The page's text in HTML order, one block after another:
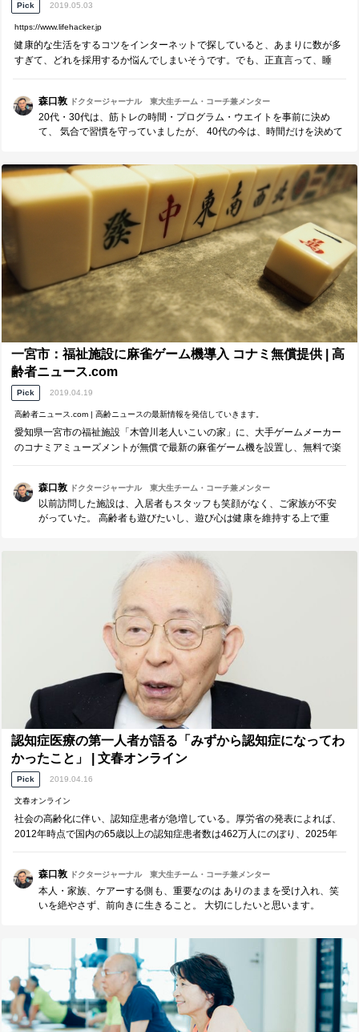
Pick 2019.05.03
https://www.lifehacker.jp
健康的な生活をするコツをインターネットで探していると、あまりに数が多
すぎて、どれを採用するか悩んでしまいそうです。でも、正直言って、睡
森口敦 ドクタージャーナル 東大生チーム・コーチ兼メンター
20代・30代は、筋トレの時間・プログラム・ウエイトを事前に決め
て、 気合で習慣を守っていましたが、 40代の今は、時間だけを決めて
事・睡眠も健康的になってくる。 極端なことをやって、無理をするよ
り、 無難なことをコツコツやることの大切さを、今は楽しんでいます
(^^)
一宮市：福祉施設に麻雀ゲーム機導入 コナミ無償提供 | 高
齢者ニュース.com
Pick 2019.04.19
高齢者ニュース.com | 高齢ニュースの最新情報を発信していきます。
愛知県一宮市の福祉施設「木曽川老人いこいの家」に、大手ゲームメーカー
のコナミアミューズメントが無償で最新の麻雀ゲーム機を設置し、無料で楽
森口敦
ドクタージャーナル 東大生チーム・コーチ兼メンター
以前訪問した施設は、入居者もスタッフも笑顔がなく、ご家族が不安
がっていた。 高齢者も遊びたいし、遊び心は健康を維持する上で重
認知症医療の第一人者が語る「みずから認知症になってわ
かったこと」 | 文春オンライン
Pick 2019.04.16
文春オンライン
社会の高齢化に伴い、認知症患者が急増している。厚労省の発表によれば、
2012年時点で国内の65歳以上の認知症患者数は462万人にのぼり、2025年
森口敦 ドクタージャーナル 東大生チーム・コーチ兼メンター
本人・家族、ケアーする側も、重要なのは ありのままを受け入れ、笑
いを絶やさず、前向きに生きること。 大切にしたいと思います。